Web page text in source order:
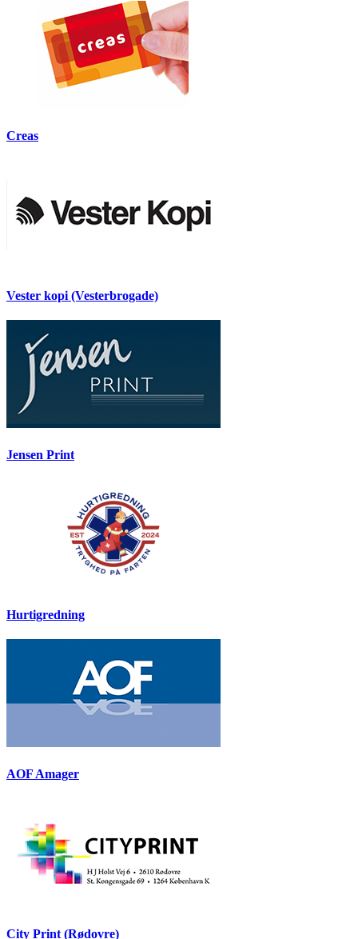
Creas
Vester kopi (Vesterbrogade)
Jensen Print
Hurtigredning
AOF Amager
City Print (Rødovre)